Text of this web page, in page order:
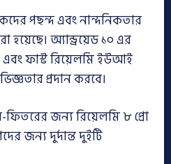
পছন্দ এবং নান্দনিকতার
হয়েছে। অ্যান্ড্রয়েড ১০ এর
এবং ফাস্ট রিয়েলমি ইউআই
প্রদান করবে।
জন্য রিয়েলমি ৮ প্রো
জন্য দুর্দান্ত দুইটি